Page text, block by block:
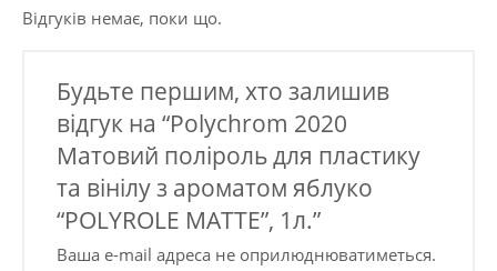
Відгуків немає, поки що.
Будьте першим, хто залишив
відгук на “Polychrom 2020
Матовий поліроль для пластику
та вінілу з ароматом яблуко
“POLYROLE MATTE”, 1л.”
Ваша e-mail адреса не оприлюднюватиметься.